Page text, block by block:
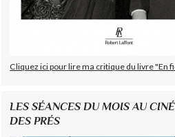
Cliquez ici pour lire ma critique du livre "En
LES SÉANCES DU MOIS AU
DES PRÉS